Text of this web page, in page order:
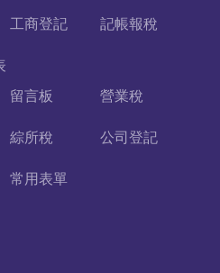
工商登記 記帳報稅
留言板 營業稅
綜所稅 公司登記
常用表單